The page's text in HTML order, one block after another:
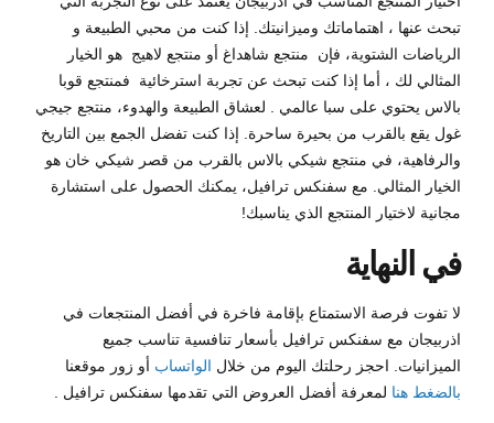
تبحث عنها ، اهتماماتك وميزانيتك. إذا كنت من محبي الطبيعة و
الرياضات الشتوية، فإن منتجع شاهداغ أو منتجع لاهيج هو الخيار
المثالي لك ، أما إذا كنت تبحث عن تجربة استرخائية فمنتجع قوبا
بالاس يحتوي على سبا عالمي . لعشاق الطبيعة والهدوء، منتجع جيجي
غول يقع بالقرب من بحيرة ساحرة. إذا كنت تفضل الجمع بين التاريخ
والرفاهية، في منتجع شيكي بالاس بالقرب من قصر شيكي خان هو
الخيار المثالي. مع سفنكس ترافيل، يمكنك الحصول على استشارة
مجانية لاختيار المنتجع الذي يناسبك!
في النهاية
لا تفوت فرصة الاستمتاع بإقامة فاخرة في أفضل المنتجعات في
اذربيجان مع سفنكس ترافيل بأسعار تنافسية تناسب جميع
الميزانيات. احجز رحلتك اليوم من خلال الواتساب أو زور موقعنا
بالضغط هنا لمعرفة أفضل العروض التي تقدمها سفنكس ترافيل .